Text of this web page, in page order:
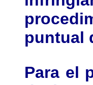
puntual
Para el